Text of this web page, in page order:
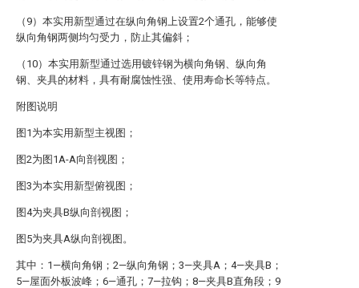
（9）本实用新型通过在纵向角钢上设置2个通孔，能够使
纵向角钢两侧均匀受力，防止其偏斜；
（10）本实用新型通过选用镀锌钢为横向角钢、纵向角
钢、夹具的材料，具有耐腐蚀性强、使用寿命长等特点。
附图说明
图1为本实用新型主视图；
图2为图1A-A向剖视图；
图3为本实用新型俯视图；
图4为夹具B纵向剖视图；
图5为夹具A纵向剖视图。
其中：1—横向角钢；2—纵向角钢；3—夹具A；4—夹具B；
5—屋面外板波峰；6—通孔；7—拉钩；8—夹具B直角段；9